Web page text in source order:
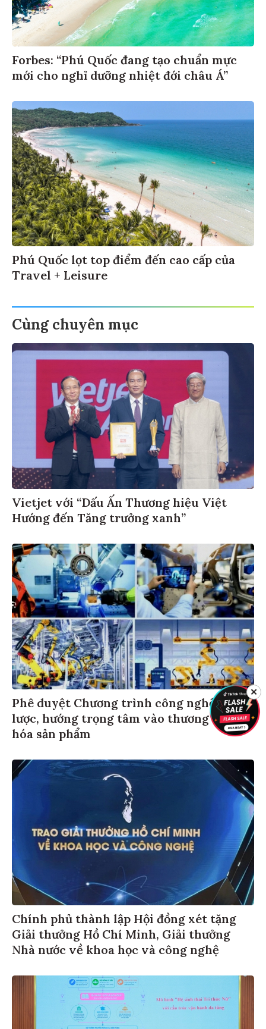
Forbes: “Phú Quốc đang tạo chuẩn mực
mới cho nghỉ dưỡng nhiệt đới châu Á”
Phú Quốc lọt top điểm đến cao cấp của
Travel + Leisure
Cùng chuyên mục
Vietjet với “Dấu Ấn Thương hiệu Việt
Hướng đến Tăng trưởng xanh”
Phê duyệt Chương trình công nghệ chiến
lược, hướng trọng tâm vào thương mại
hóa sản phẩm
Chính phủ thành lập Hội đồng xét tặng
Giải thưởng Hồ Chí Minh, Giải thưởng
Nhà nước về khoa học và công nghệ
✕